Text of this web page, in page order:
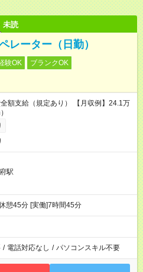
未読
レーター（日勤）
験OK
ブランクOK
支給（規定あり） 【月収例】24.1万
駅
憩45分 [実働]7時間45分
/ 電話対応なし / パソコンスキル不要